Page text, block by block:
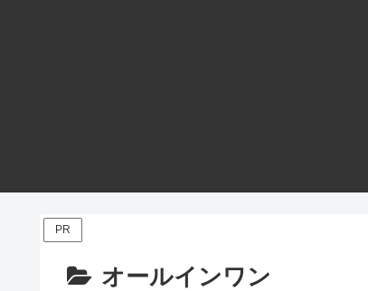
PR
オールインワン